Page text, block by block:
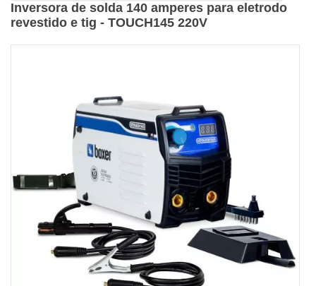
Inversora de solda 140 amperes para eletrodo
revestido e tig - TOUCH145 220V